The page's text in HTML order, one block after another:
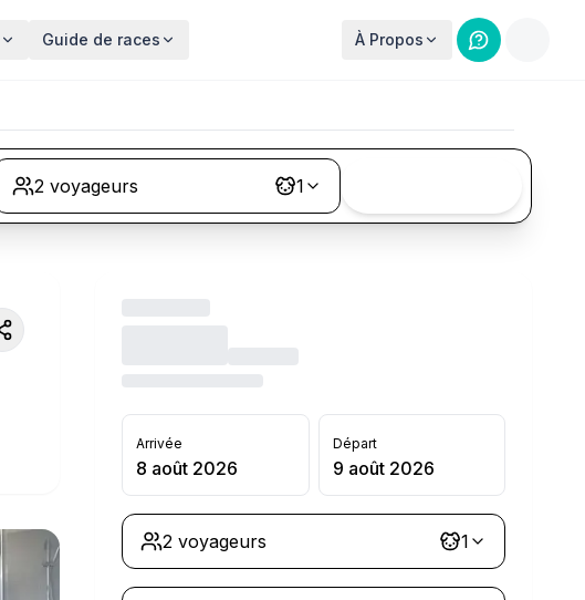
Guide de races À Propos
2 voyageurs 1
Arrivée
8 août 2026
Départ
9 août 2026
2 voyageurs 1